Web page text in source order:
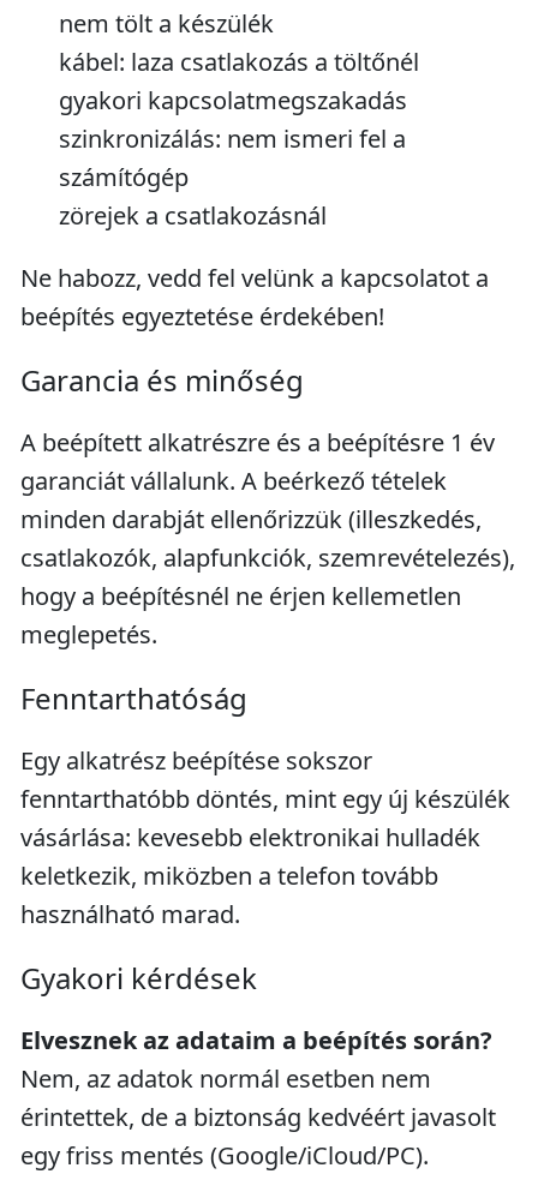
nem tölt a készülék
kábel: laza csatlakozás a töltőnél
gyakori kapcsolatmegszakadás
szinkronizálás: nem ismeri fel a
számítógép
zörejek a csatlakozásnál
Ne habozz, vedd fel velünk a kapcsolatot a
beépítés egyeztetése érdekében!
Garancia és minőség
A beépített alkatrészre és a beépítésre 1 év
garanciát vállalunk. A beérkező tételek
minden darabját ellenőrizzük (illeszkedés,
csatlakozók, alapfunkciók, szemrevételezés),
hogy a beépítésnél ne érjen kellemetlen
meglepetés.
Fenntarthatóság
Egy alkatrész beépítése sokszor
fenntarthatóbb döntés, mint egy új készülék
vásárlása: kevesebb elektronikai hulladék
keletkezik, miközben a telefon tovább
használható marad.
Gyakori kérdések
Elvesznek az adataim a beépítés során?
Nem, az adatok normál esetben nem
érintettek, de a biztonság kedvéért javasolt
egy friss mentés (Google/iCloud/PC).